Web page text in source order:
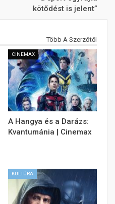
kötődést is jelent”
Több A Szerzőtől
CINEMAX
A Hangya és a Darázs:
Kvantumánia | Cinemax
KULTÚRA